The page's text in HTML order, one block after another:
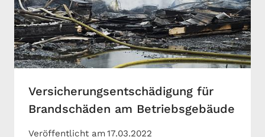
Versicherungsentschädigung für
Brandschäden am Betriebsgebäude
Veröffentlicht am17.03.2022